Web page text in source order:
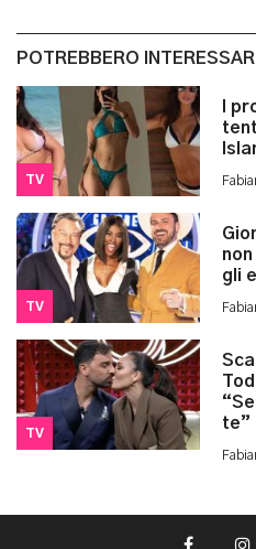
POTREBBERO
TV
I
TV
gli
TV
te”